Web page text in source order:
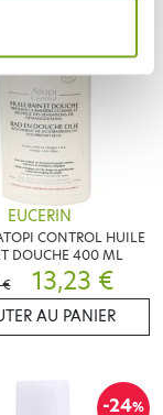
EUCERIN
CONTROL HUILE
DOUCHE 400 ML
€
13,23 €
AU PANIER
-24%